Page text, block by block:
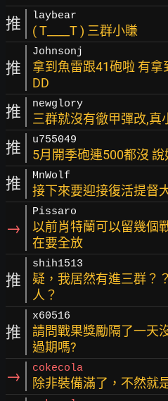
推 laybear
( T____T ) 三群小賺
推
Johnsonj
拿到魚雷跟41砲啦 有拿
DD
推 newglory
三群就沒有徹甲彈改,真
推 u755049
5月開季砲連500都沒
推 MnWolf
接下來要迎接復活提督
→
Pissaro
以前肖特蘭可以留幾個
在要全放
推
shih1513
疑，我居然有進三群？
人？
推
x60516
請問戰果獎勵隔了一天
過期嗎?
→ cokecola
除非裝備滿了，不然就